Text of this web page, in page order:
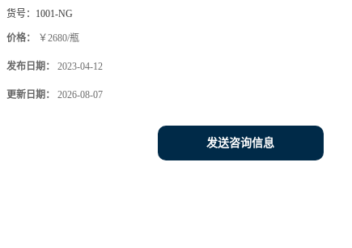
货号： 1001-NG
价格： ￥2680/瓶
发布日期： 2023-04-12
更新日期： 2026-08-07
发送咨询信息